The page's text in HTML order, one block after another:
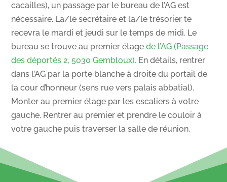
cacailles), un passage par le bureau de l’AG est
nécessaire. La/le secrétaire et la/le trésorier te
recevra le mardi et jeudi sur le temps de midi. Le
bureau se trouve au premier étagede l’AG (Passage
des déportés 2, 5030 Gembloux). En détails, rentrer
dans l’AG par la porte blanche à droite du portail de
la cour d’honneur (sens rue vers palais abbatial).
Monter au premier étage par les escaliers à votre
gauche. Rentrer au premier et prendre le couloir à
votre gauche puis traverser la salle de réunion.